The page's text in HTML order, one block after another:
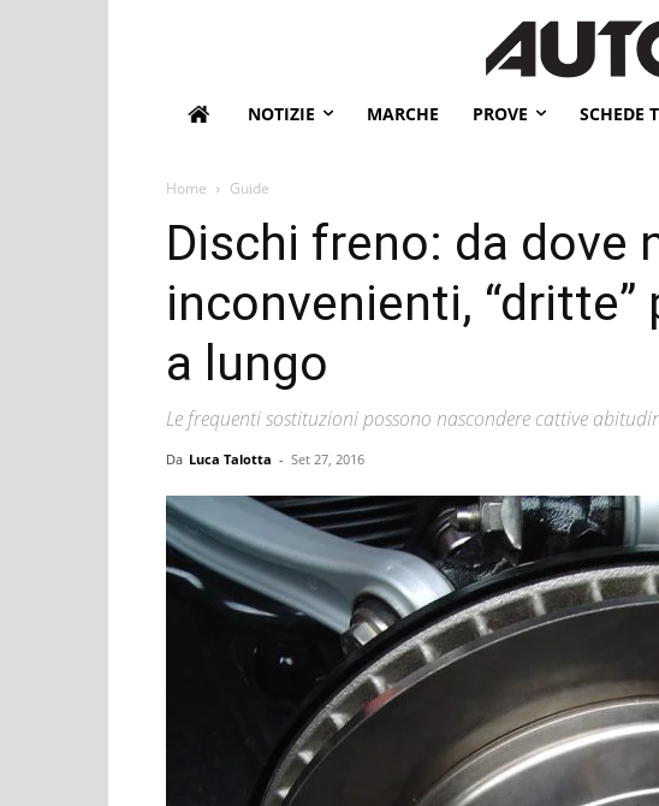
NOTIZIE MARCHE PROVE SCHEDE
Home Guide
Dischi freno: da dove
inconvenienti, “dritte”
a lungo
Le frequenti sostituzioni possono nascondere cattive
Da Luca Talotta - Set 27, 2016